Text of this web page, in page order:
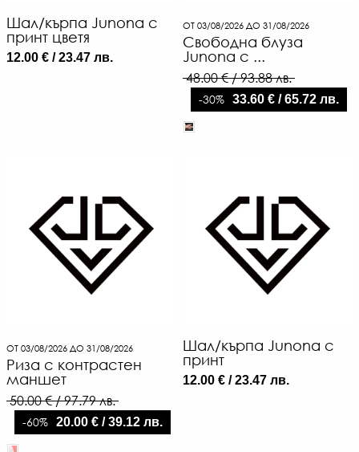
Шал/кърпа Junona с
принт цветя
12.00 € / 23.47 лв.
ОТ 03/08/2026 ДО 31/08/2026
Свободна блуза
Junona с ...
48.00 € / 93.88 лв.
-30% 33.60 € / 65.72 лв.
ОТ 03/08/2026 ДО 31/08/2026
Риза с контрастен
маншет
50.00 € / 97.79 лв.
-60% 20.00 € / 39.12 лв.
Шал/кърпа Junona с
принт
12.00 € / 23.47 лв.